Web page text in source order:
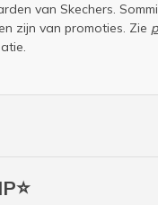
van Skechers.
zijn van promoties. Zie